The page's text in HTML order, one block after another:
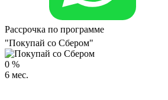
Рассрочка по программе
"Покупай со Сбером"
0 %
6 мес.